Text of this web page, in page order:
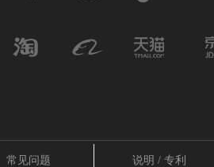
常见问题 说明 / 专利